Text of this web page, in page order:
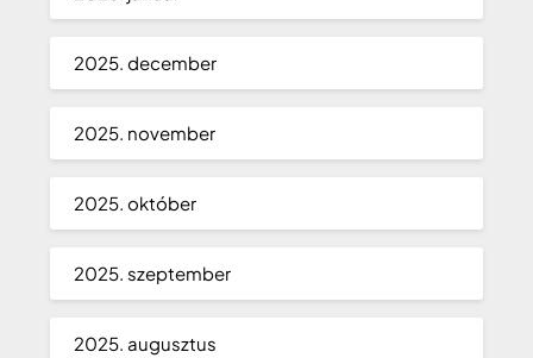
2025. december
2025. november
2025. október
2025. szeptember
2025. augusztus